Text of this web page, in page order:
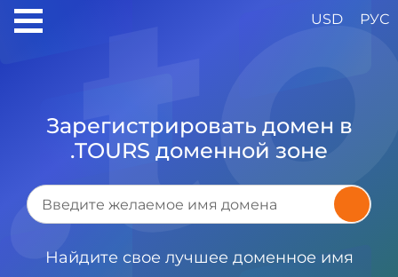
USD РУС
Зарегистрировать домен в
.TOURS доменной зоне
Найдите свое лучшее доменное имя